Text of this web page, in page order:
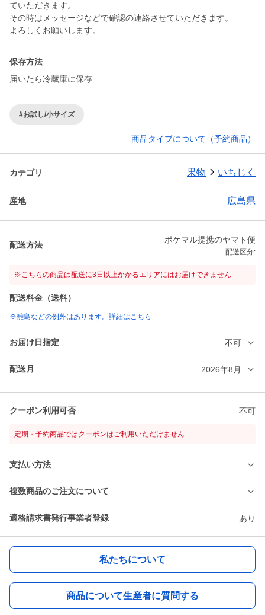
ていただきます。
その時はメッセージなどで確認の連絡させていただきます。
よろしくお願いします。
保存方法
届いたら冷蔵庫に保存
#お試し/小サイズ
商品タイプについて（予約商品）
カテゴリ 果物 いちじく
産地 広島県
配送方法
ポケマル提携のヤマト便
配送区分:
※こちらの商品は配送に3日以上かかるエリアにはお届けできません
配送料金（送料）
※離島などの例外はあります。詳細はこちら
お届け日指定 不可
配送月 2026年8月
クーポン利用可否 不可
定期・予約商品ではクーポンはご利用いただけません
支払い方法
複数商品のご注文について
適格請求書発行事業者登録 あり
私たちについて
商品について生産者に質問する